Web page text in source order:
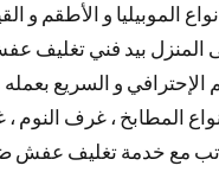
الموبيليا و الأطقم و
المنزل بيد فني تغليف
الإحترافي و السريع بعمله
المطابخ ، غرف
مع خدمة تغليف عفش